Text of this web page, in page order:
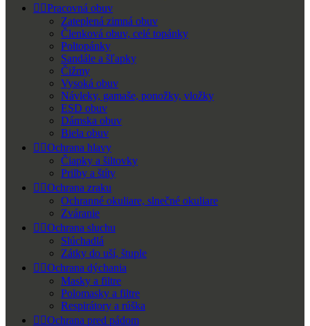
 Pracovná obuv
Zateplená zimná obuv
Členková obuv, celé topánky
Poltopánky
Sandále a šľapky
Čižmy
Vysoká obuv
Návleky, gamaše, ponožky, vložky
ESD obuv
Dámska obuv
Biela obuv
 Ochrana hlavy
Čiapky a šiltovky
Prilby a štíty
 Ochrana zraku
Ochranné okuliare, slnečné okuliare
Zváranie
 Ochrana sluchu
Slúchadlá
Zátky do uší, štuple
 Ochrana dýchania
Masky a filtre
Polomasky a filtre
Respirátory a rúška
 Ochrana pred pádom